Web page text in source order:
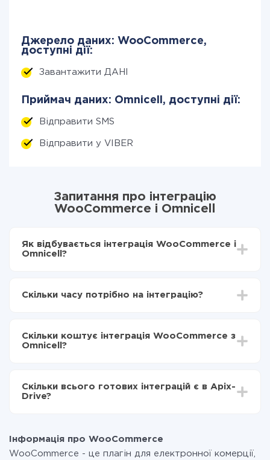
Джерело даних: WooCommerce,
доступні дії:
Завантажити ДАНІ
Приймач даних: Omnicell, доступні дії:
Відправити SMS
Відправити у VIBER
Запитання про інтеграцію
WooCommerce і Omnicell
Як відбувається інтеграція WooCommerce і
Omnicell?
Вибираєте які дані передавати з WooCommerce в
Тепер дані будуть автоматично передаватися з
WooCommerce в Omnicell
Скільки часу потрібно на інтеграцію?
становити від 5-ти до 30-хвилин. У середньому
налаштування займає 10-15 хвилин.
Скільки коштує інтеграція WooCommerce з
Omnicell?
Ви оплачуєте лише кількість даних, які за фактом
передаються з однієї вашої системи в іншу через
при необхідності. Детальніше про
Скільки всього готових інтеграцій є в Apix-
Drive?
Інформація про WooCommerce
WooCommerce - це плагін для електронної комерції,